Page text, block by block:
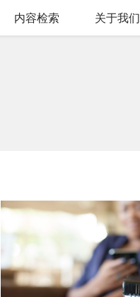
内容检索 关于我们